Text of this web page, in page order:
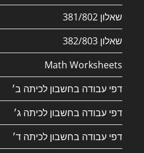
שאלון 381/802
שאלון 382/803
Math Worksheets
דפי עבודה בחשבון לכיתה ב׳
דפי עבודה בחשבון לכיתה ג׳
דפי עבודה בחשבון לכיתה ד׳